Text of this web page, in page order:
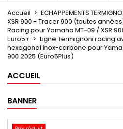
Accueil ECHAPPEMENTS
XSR 900 - Tracer 900 (toutes
Racing pour Yamaha MT-09 / XSR
Euro5+
Ligne Termignoni racing
hexagonal inox-carbone pour
900 2025 (Euro5Plus)
ACCUEIL
BANNER